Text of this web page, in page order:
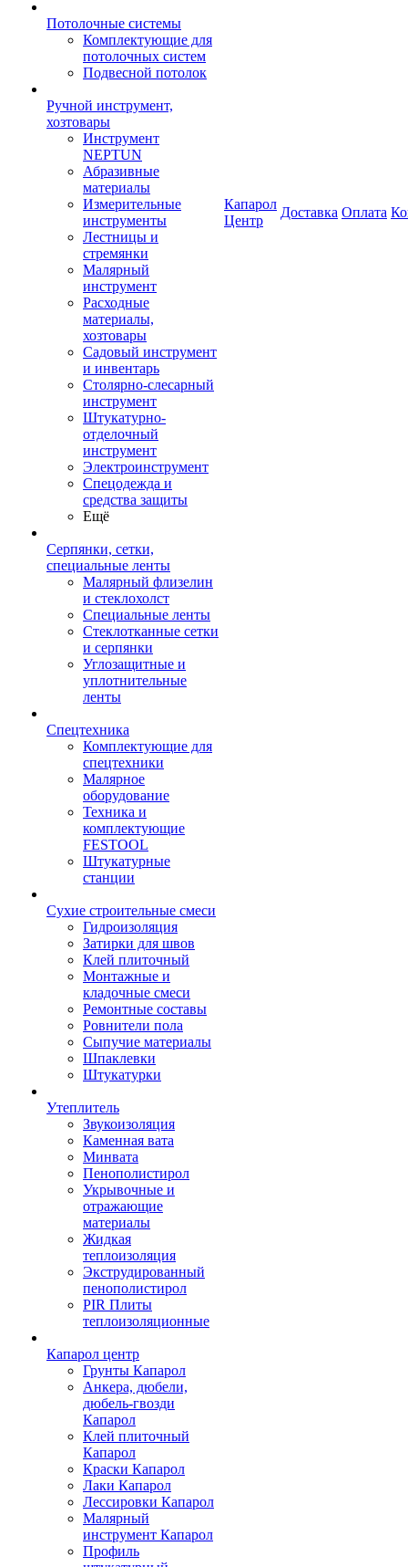
Потолочные системы
Комплектующие для
потолочных систем
Подвесной потолок
Ручной инструмент,
хозтовары
Инструмент
NEPTUN
Абразивные
материалы
Измерительные
инструменты
Лестницы и
стремянки
Малярный
инструмент
Расходные
материалы,
хозтовары
Садовый инструмент
и инвентарь
Столярно-слесарный
инструмент
Штукатурно-
отделочный
инструмент
Электроинструмент
Спецодежда и
средства защиты
Ещё
Серпянки, сетки,
специальные ленты
Малярный флизелин
и стеклохолст
Специальные ленты
Стеклотканные сетки
и серпянки
Углозащитные и
уплотнительные
ленты
Спецтехника
Комплектующие для
спецтехники
Малярное
оборудование
Техника и
комплектующие
FESTOOL
Штукатурные
станции
Сухие строительные смеси
Гидроизоляция
Затирки для швов
Клей плиточный
Монтажные и
кладочные смеси
Ремонтные составы
Ровнители пола
Сыпучие материалы
Шпаклевки
Штукатурки
Утеплитель
Звукоизоляция
Каменная вата
Минвата
Пенополистирол
Укрывочные и
отражающие
материалы
Жидкая
теплоизоляция
Экструдированный
пенополистирол
PIR Плиты
теплоизоляционные
Капарол центр
Грунты Капарол
Анкера, дюбели,
дюбель-гвозди
Капарол
Клей плиточный
Капарол
Краски Капарол
Лаки Капарол
Лессировки Капарол
Малярный
инструмент Капарол
Профиль
Капарол
Центр
Доставка Оплата